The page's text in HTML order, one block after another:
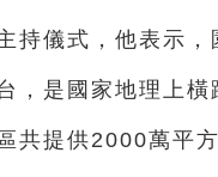
持儀式，他表示
，是國家地理上
共提供2000萬平